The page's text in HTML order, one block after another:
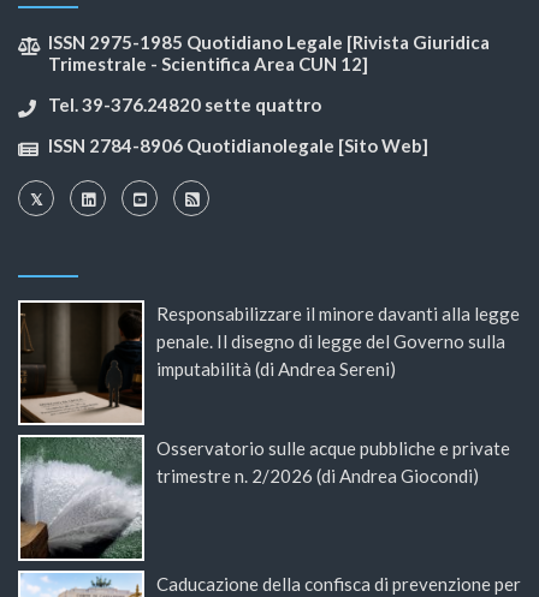
ISSN 2975-1985 Quotidiano Legale [Rivista Giuridica
Trimestrale - Scientifica Area CUN 12]
Tel. 39-376.24820 sette quattro
ISSN 2784-8906 Quotidianolegale [Sito Web]
Responsabilizzare il minore davanti alla legge
penale. Il disegno di legge del Governo sulla
imputabilità (di Andrea Sereni)
Osservatorio sulle acque pubbliche e private
trimestre n. 2/2026 (di Andrea Giocondi)
Caducazione della confisca di prevenzione per